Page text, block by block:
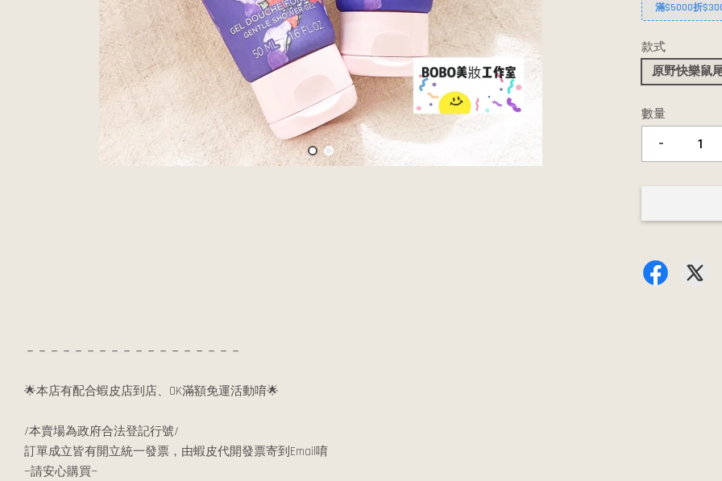
滿$5000折
款式
原野快樂鼠
數量
-
－－－－－－－－－－－－－－－－－－
🌟本店有配合蝦皮店到店、OK滿額免運活動唷🌟
/本賣場為政府合法登記行號/
訂單成立皆有開立統一發票，由蝦皮代開發票寄到Email唷
—請安心購買—